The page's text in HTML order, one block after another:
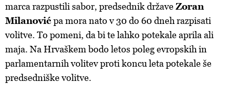
marca razpustili sabor, predsednik državeZoran
Milanovićpa mora nato v 30 do 60 dneh razpisati
volitve. To pomeni, da bi te lahko potekale aprila ali
maja. Na Hrvaškem bodo letos poleg evropskih in
parlamentarnih volitev proti koncu leta potekale še
predsedniške volitve.